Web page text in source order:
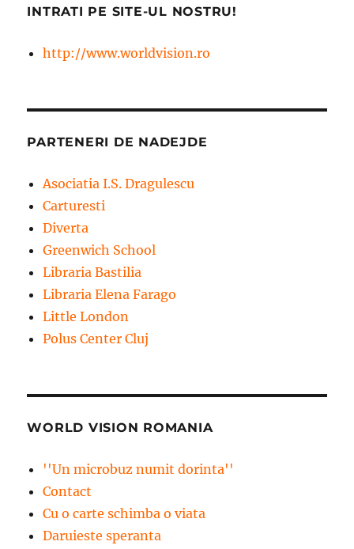
INTRATI PE SITE-UL NOSTRU!
http://www.worldvision.ro
PARTENERI DE NADEJDE
Asociatia I.S. Dragulescu
Carturesti
Diverta
Greenwich School
Libraria Bastilia
Libraria Elena Farago
Little London
Polus Center Cluj
WORLD VISION ROMANIA
''Un microbuz numit dorinta''
Contact
Cu o carte schimba o viata
Daruieste speranta